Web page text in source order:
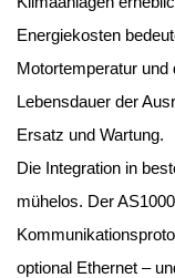
Energiekosten
Motortemperatur und
Lebensdauer der
Ersatz und Wartung.
Die Integration in
mühelos. Der
optional Ethernet –